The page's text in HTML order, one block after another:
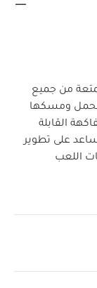
لتوفير المتعة من جميع
ومسكها
القابلة
على تطوير
اللعب
لدى طفلك